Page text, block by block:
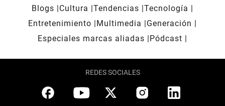
Blogs
Cultura Tendencias Tecnología
Entretenimiento
Multimedia
Generación
Especiales marcas aliadas
Pódcast
REDES SOCIALES